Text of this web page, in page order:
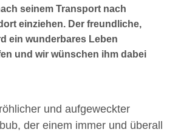
seinem Transport nach
einziehen. Der freundliche,
ein wunderbares Leben
und wir wünschen ihm dabei
und aufgeweckter
der einem immer und überall